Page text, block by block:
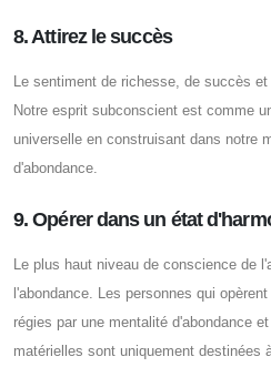
8. Attirez le succès
Le sentiment de richesse, de succès
Notre esprit subconscient est comme
universelle en construisant dans notre
d'abondance.
9. Opérer dans un état
Le plus haut niveau de conscience de
l'abondance. Les personnes qui
régies par une mentalité d'abondance
matérielles sont uniquement destinées